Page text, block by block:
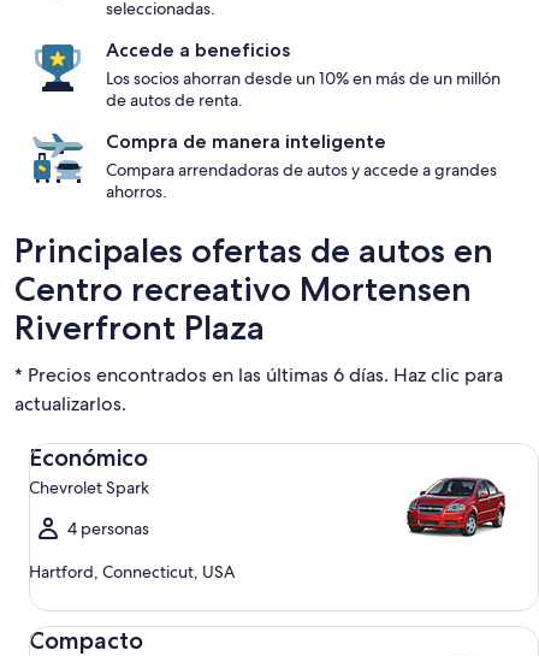
seleccionadas.
Accede a beneficios
Los socios ahorran desde un 10% en más de un millón
de autos de renta.
Compra de manera inteligente
Compara arrendadoras de autos y accede a grandes
ahorros.
Principales ofertas de autos en
Centro recreativo Mortensen
Riverfront Plaza
* Precios encontrados en las últimas 6 días. Haz clic para
actualizarlos.
Económico
Chevrolet Spark
4 personas
Hartford, Connecticut, USA
Económico Chevrolet Spark
Compacto
Compacto Ford Focus